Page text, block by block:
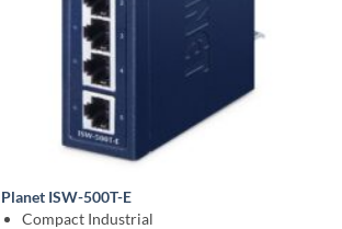
Planet ISW-500T-E
Compact Industrial